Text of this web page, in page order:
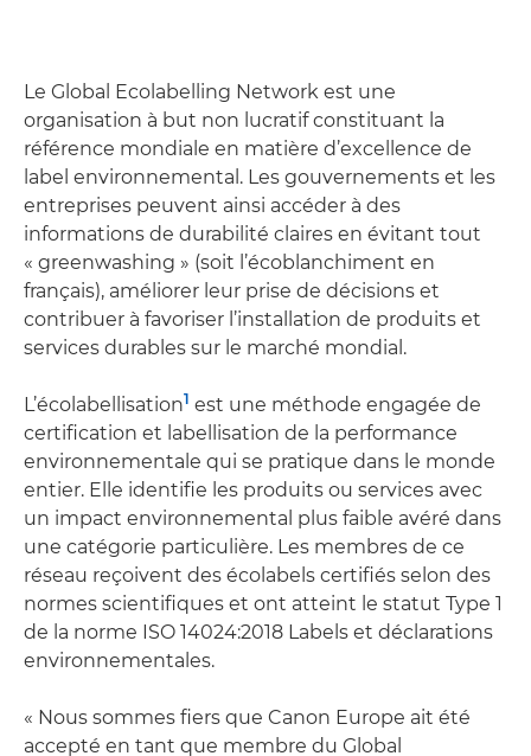
Le Global Ecolabelling Network est une
organisation à but non lucratif constituant la
référence mondiale en matière d’excellence de
label environnemental. Les gouvernements et les
entreprises peuvent ainsi accéder à des
informations de durabilité claires en évitant tout
« greenwashing » (soit l’écoblanchiment en
français), améliorer leur prise de décisions et
contribuer à favoriser l’installation de produits et
services durables sur le marché mondial.
L’écolabellisation1 est une méthode engagée de
certification et labellisation de la performance
environnementale qui se pratique dans le monde
entier. Elle identifie les produits ou services avec
un impact environnemental plus faible avéré dans
une catégorie particulière. Les membres de ce
réseau reçoivent des écolabels certifiés selon des
normes scientifiques et ont atteint le statut Type 1
de la norme ISO 14024:2018 Labels et déclarations
environnementales.
« Nous sommes fiers que Canon Europe ait été
accepté en tant que membre du Global